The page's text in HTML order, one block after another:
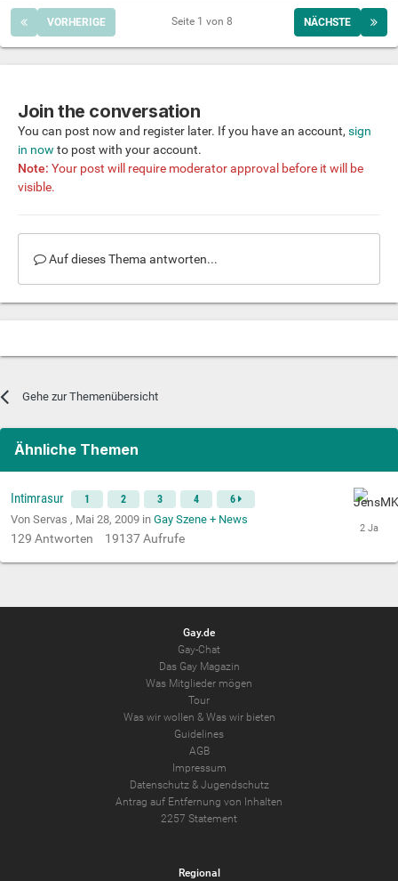
VORHERIGE NÄCHSTE
Seite 1 von 8
Join the conversation
You can post now and register later. If you have an account, sign
in now to post with your account.
Note: Your post will require moderator approval before it will be
visible.
Auf dieses Thema antworten...
Gehe zur Themenübersicht
Ähnliche Themen
Intimrasur 1 2 3 4 6
Von Servas , Mai 28, 2009 in Gay Szene + News
129 Antworten 19137Aufrufe
Gay.de
Gay-Chat
Das Gay Magazin
Was Mitglieder mögen
Tour
Was wir wollen & Was wir bieten
Guidelines
AGB
Impressum
Datenschutz & Jugendschutz
Antrag auf Entfernung von Inhalten
2257 Statement
Regional